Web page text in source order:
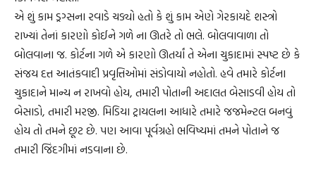
એ શું કામ ડ્રગ્સના રવાડે ચડ્યો હતો કે શું કામ એણે ગેરકાયદે શસ્ત્રો
રાખ્યાં તેનાં કારણો કોઈને ગળે ના ઊતરે તો ભલે. બોલવાવાળા તો
બોલવાના જ. કોર્ટના ગળે એ કારણો ઊતર્યાં તે એના ચુકાદામાં સ્પષ્ટ છે કે
સંજય દત્ત આતંકવાદી પ્રવૃત્તિઓમાં સંડોવાયો નહોતો. હવે તમારે કોર્ટના
ચુકાદાને માન્ય ન રાખવો હોય, તમારી પોતાની અદાલત બેસાડવી હોય તો
બેસાડો, તમારી મરજી. મિડિયા ટ્રાયલના આધારે તમારે જજમેન્ટલ બનવું
હોય તો તમને છૂટ છે. પણ આવા પૂર્વગ્રહો ભવિષ્યમાં તમને પોતાને જ
તમારી જિંદગીમાં નડવાના છે.